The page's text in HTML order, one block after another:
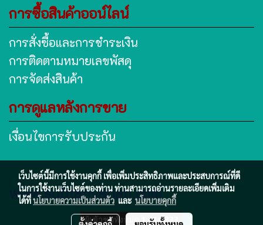
การซื้อสินค้าออน์ไลน์
การสั่งซื้อและการชำระเงิน
การติดตามหมายเลขพัสดุ
การจัดส่งสินค้า
การดูแลหลังการขาย
เงื่อนไขการรับประกัน
www.subtanyanan.com
ผู้เข้าชมทั้งหมด1,414,333
เว็บไซต์นี้มีการใช้งานคุกกี้ เพื่อเพิ่มประสิทธิภาพและประสบการณ์ที่ดี
ในการใช้งานเว็บไซต์ของท่าน ท่านสามารถอ่านรายละเอียดเพิ่มเติม
ได้ที่นโยบายความเป็นส่วนตัว และ นโยบายคุกกี้